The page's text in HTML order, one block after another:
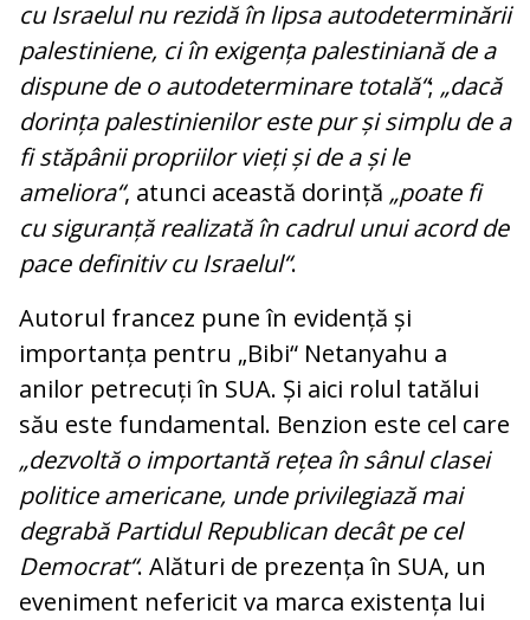
cu Israelul nu rezidă în lipsa autodeterminării
palestiniene, ci în exigența palestiniană de a
dispune de o autodeterminare totală“; „dacă
dorința palestinienilor este pur și simplu de a
fi stăpânii propriilor vieți și de a și le
ameliora“, atunci această dorință „poate fi
cu siguranță realizată în cadrul unui acord de
pace definitiv cu Israelul“.
Autorul francez pune în evidență și
importanța pentru „Bibi“ Netanyahu a
anilor petrecuți în SUA. Și aici rolul tatălui
său este fundamental. Benzion este cel care
„dezvoltă o importantă rețea în sânul clasei
politice americane, unde privilegiază mai
degrabă Partidul Republican decât pe cel
Democrat“. Alături de prezența în SUA, un
eveniment nefericit va marca existența lui